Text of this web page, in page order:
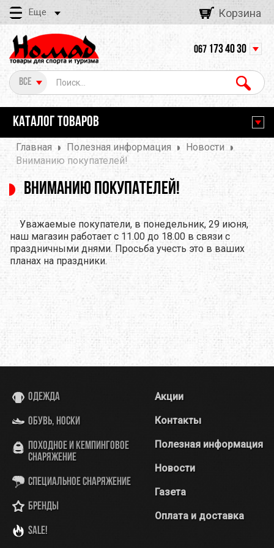
Еще Корзина
Все
067 173 40 30
КАТАЛОГ ТОВАРОВ
Главная Полезная информация
Новости
Вниманию покупателей!
Вниманию покупателей!
Уважаемые покупатели, в понедельник, 29 июня,
наш магазин работает с 11.00 до 18.00 в связи с
праздничными днями. Просьба учесть это в ваших
планах на праздники.
Одежда
Обувь, носки
Походное и кемпинговое
снаряжение
Специальное снаряжение
Бренды
SALE!
Акции
Контакты
Полезная информация
Новости
Газета
Оплата и доставка